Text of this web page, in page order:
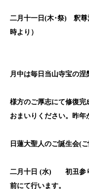
二月十一日(木･祭) 釈尊
時より）
月中は毎日当山寺宝の
様方のご厚志にて修復完
おまいりください。昨年
日蓮大聖人のご誕生会(
二月十日 (水) 初丑参
前にて行います。